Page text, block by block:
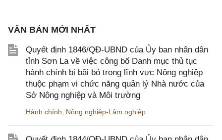
VĂN BẢN MỚI NHẤT
Quyết định 1846/QĐ-UBND của Ủy ban nhân dân
tỉnh Sơn La về việc công bố Danh mục thủ tục
hành chính bị bãi bỏ trong lĩnh vực Nông nghiệp
thuộc phạm vi chức năng quản lý Nhà nước của
Sở Nông nghiệp và Môi trường
Hành chính Nông nghiệp-Lâm nghiệp